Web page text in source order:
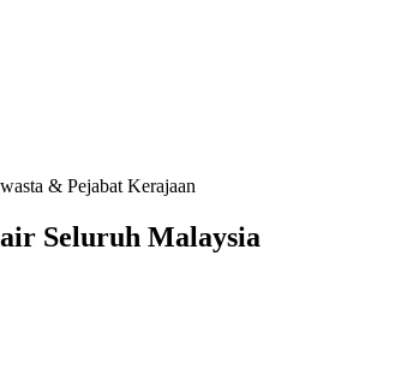
& Pejabat Kerajaan
Seluruh Malaysia